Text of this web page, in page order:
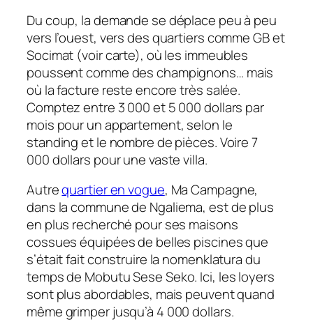
Du coup, la demande se déplace peu à peu
vers l’ouest, vers des quartiers comme GB et
Socimat (voir carte), où les immeubles
poussent comme des champignons… mais
où la facture reste encore très salée.
Comptez entre 3 000 et 5 000 dollars par
mois pour un appartement, selon le
standing et le nombre de pièces. Voire 7
000 dollars pour une vaste villa.
Autrequartier en vogue, Ma Campagne,
dans la commune de Ngaliema, est de plus
en plus recherché pour ses maisons
cossues équipées de belles piscines que
s’était fait construire la nomenklatura du
temps de Mobutu Sese Seko. Ici, les loyers
sont plus abordables, mais peuvent quand
même grimper jusqu’à 4 000 dollars.